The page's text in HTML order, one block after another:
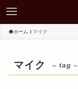
ホーム マイク
マイク – tag –